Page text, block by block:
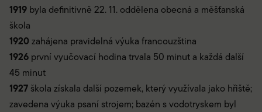
1919 byla definitivně 22. 11. oddělena obecná a měšťanská
škola
1920 zahájena pravidelná výuka francouzština
1926 první vyučovací hodina trvala 50 minut a každá další
45 minut
1927 škola získala další pozemek, který využívala jako hřiště;
zavedena výuka psaní strojem; bazén s vodotryskem byl